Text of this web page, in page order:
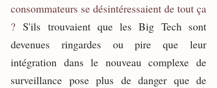
consommateurs se désintéressaient de tout ça
? S'ils trouvaient que les Big Tech sont
devenues ringardes ou pire que leur
intégration dans le nouveau complexe de
surveillance pose plus de danger que de